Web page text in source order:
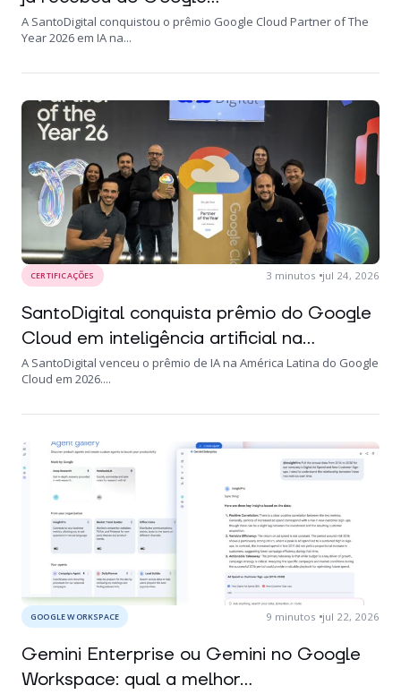
A SantoDigital conquistou o prêmio Google Cloud Partner of The
Year 2026 em IA na...
CERTIFICAÇÕES 3 minutos jul 24, 2026
SantoDigital conquista prêmio do Google
Cloud em inteligência artificial na...
A SantoDigital venceu o prêmio de IA na América Latina do Google
Cloud em 2026....
GOOGLE WORKSPACE 9 minutos jul 22, 2026
Gemini Enterprise ou Gemini no Google
Workspace: qual a melhor...